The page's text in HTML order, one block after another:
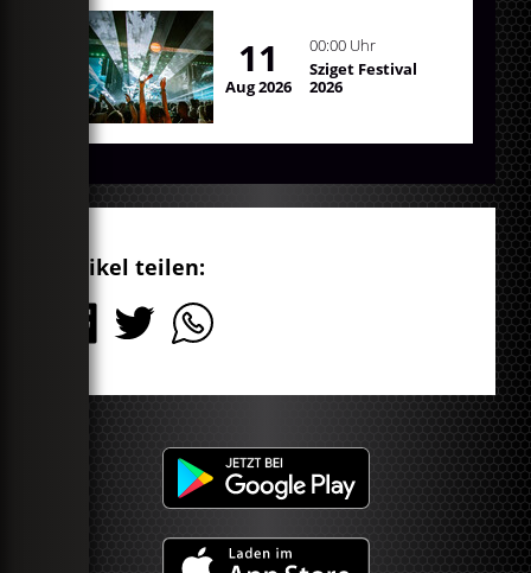
11
Aug 2026
00:00 Uhr
Sziget Festival
2026
Artikel teilen: